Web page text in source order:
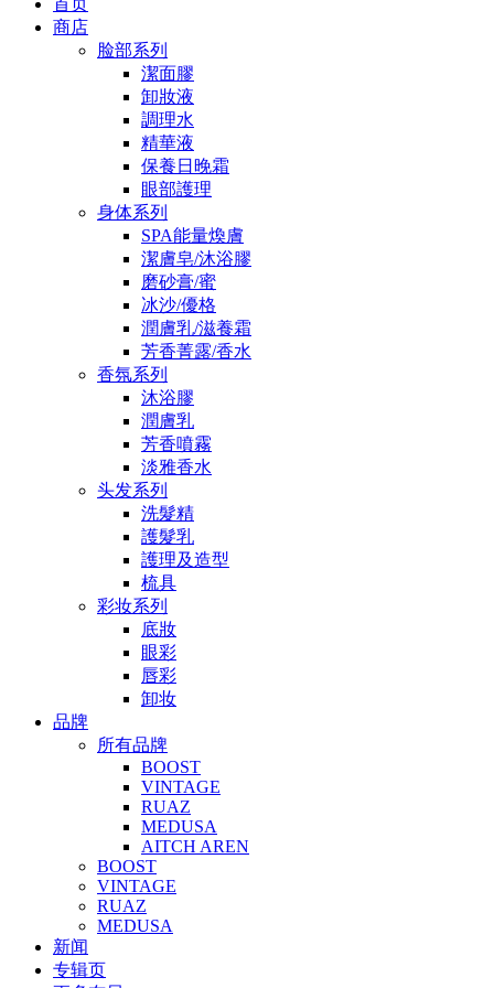
商店
脸部系列
潔面膠
卸妝液
調理水
精華液
保養日晚霜
眼部護理
身体系列
SPA能量煥膚
潔膚皂/沐浴膠
磨砂膏/蜜
冰沙/優格
潤膚乳/滋養霜
芳香菁露/香水
香氛系列
沐浴膠
潤膚乳
芳香噴霧
淡雅香水
头发系列
洗髮精
護髮乳
護理及造型
梳具
彩妆系列
底妝
眼彩
唇彩
卸妆
品牌
所有品牌
BOOST
VINTAGE
RUAZ
MEDUSA
AITCH AREN
BOOST
VINTAGE
RUAZ
MEDUSA
新闻
专辑页